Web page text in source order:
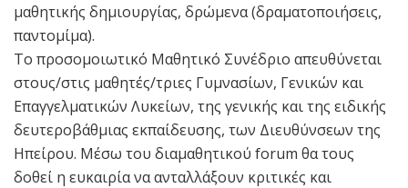
μαθητικής δημιουργίας, δρώμενα (δραματοποιήσεις,
παντομίμα).
Το προσομοιωτικό Μαθητικό Συνέδριο απευθύνεται
στους/στις μαθητές/τριες Γυμνασίων, Γενικών και
Επαγγελματικών Λυκείων, της γενικής και της ειδικής
δευτεροβάθμιας εκπαίδευσης, των Διευθύνσεων της
Ηπείρου. Μέσω του διαμαθητικού forum θα τους
δοθεί η ευκαιρία να ανταλλάξουν κριτικές και